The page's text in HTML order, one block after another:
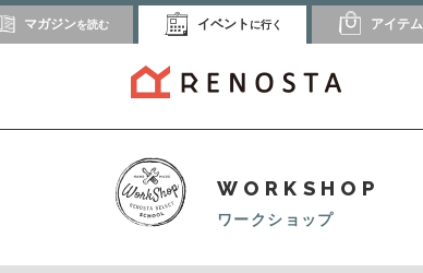
マガジンを読む イベント に行く アイテム
WORKSHOP
ワークショップ